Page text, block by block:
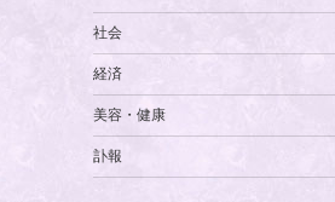
社会
経済
美容・健康
訃報